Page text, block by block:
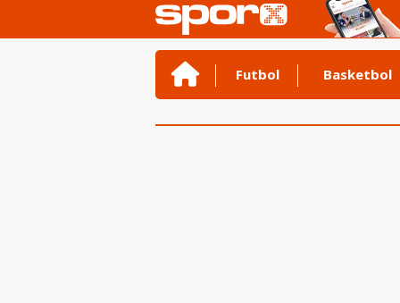
Futbol Basketbol